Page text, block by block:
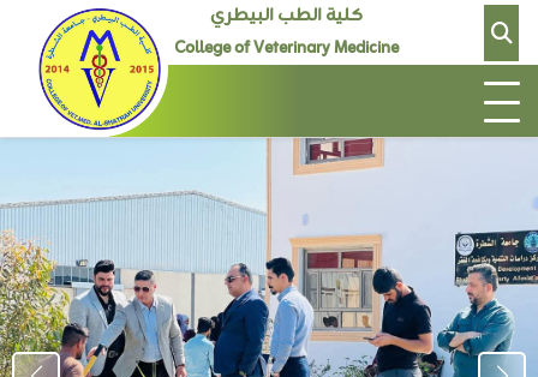
كلية الطب البيطري
College of Veterinary Medicine